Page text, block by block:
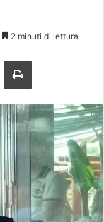
2 minuti di lettura
Telegram